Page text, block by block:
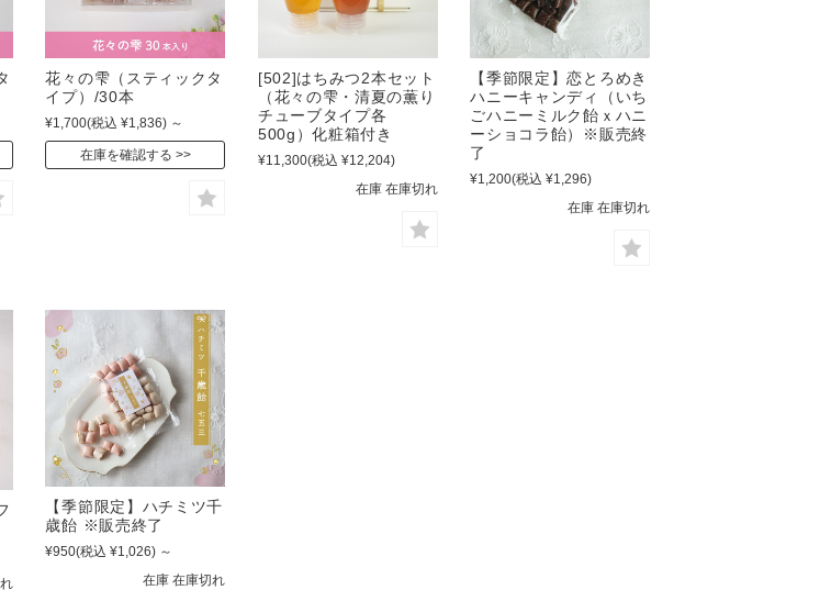
花々の雫（スティックタ
イプ）/30本
¥1,700(税込 ¥1,836) ～
在庫を確認する
[502]はちみつ2本セット
（花々の雫・清夏の薫り
チューブタイプ各
500g）化粧箱付き
¥11,300(税込 ¥12,204)
在庫 在庫切れ
【季節限定】恋とろめき
ハニーキャンディ（いち
ごハニーミルク飴ｘハニ
ーショコラ飴）※販売終
了
¥1,200(税込 ¥1,296)
在庫 在庫切れ
【季節限定】ハチミツ千
歳飴 ※販売終了
¥950(税込 ¥1,026) ～
在庫 在庫切れ